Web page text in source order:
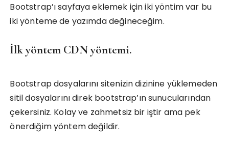
Bootstrap’ı sayfaya eklemek için iki yöntim var bu
iki yönteme de yazımda değineceğim.
İlk yöntem CDN yöntemi.
Bootstrap dosyalarını sitenizin dizinine yüklemeden
sitil dosyalarını direk bootstrap’ın sunucularından
çekersiniz. Kolay ve zahmetsiz bir iştir ama pek
önerdiğim yöntem değildir.